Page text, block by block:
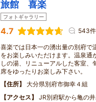
旅館 喜楽
フォトギャラリー
4.7 543件
喜楽では日本一の湧出量の別府で
をお楽しみいただけます。温泉
しの湯、リニューアルした客室、
席をゆったりお楽しみ下さい。
住所
大分県別府市御幸４組
アクセス
JR別府駅から亀の